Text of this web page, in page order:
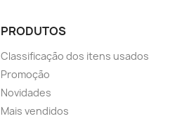
PRODUTOS
Classificação dos itens usados
Promoção
Novidades
Mais vendidos